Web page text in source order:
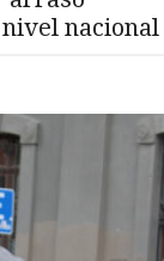
nacional